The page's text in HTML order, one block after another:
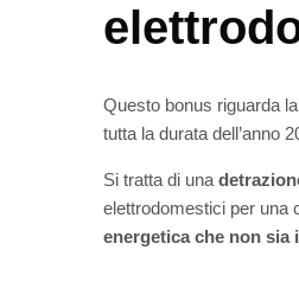
Questo bonus riguarda la
tutta la durata dell’anno
Si tratta di una
elettrodomestici per una
energetica che non sia